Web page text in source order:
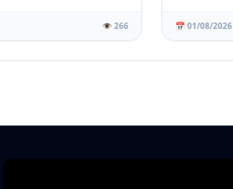
👁️ 266 📅 01/08/2026